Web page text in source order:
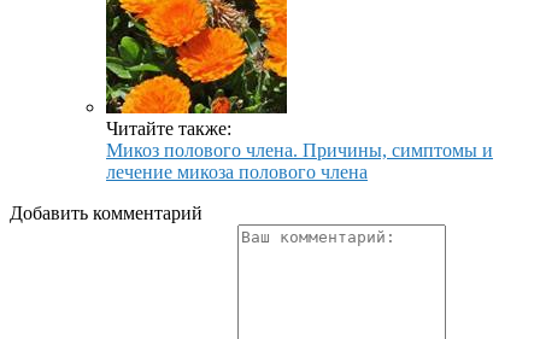
Читайте также:
Микоз полового члена. Причины, симптомы и
лечение микоза полового члена
Добавить комментарий